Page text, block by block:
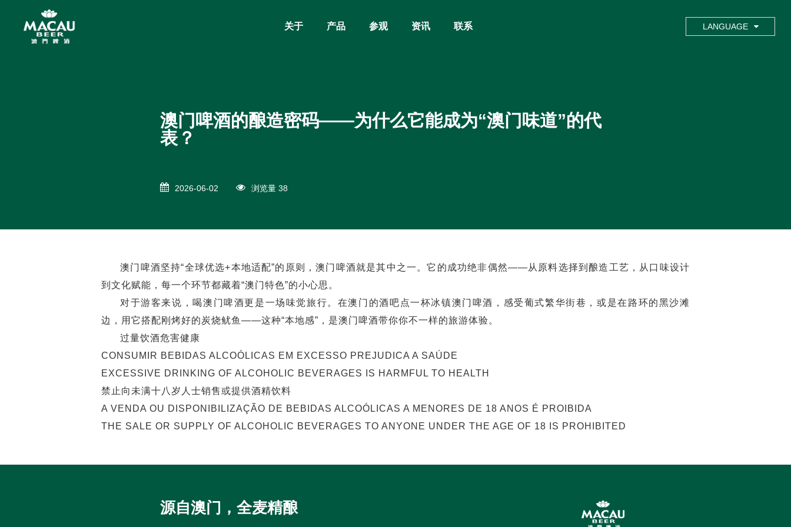
关于 产品 参观 资讯 联系 LANGUAGE
澳门啤酒的酿造密码——为什么它能成为“澳门味道”的代
表？
2026-06-02 浏览量 38
​​澳门啤酒坚持“全球优选+本地适配”的原则，澳门啤酒就是其中之一。它的成功绝非偶然——从原料选择到酿造工艺，从口味设计
到文化赋能，每一个环节都藏着“澳门特色”的小心思。
对于游客来说，喝澳门啤酒更是一场味觉旅行。在澳门的酒吧点一杯冰镇澳门啤酒，感受葡式繁华街巷，或是在路环的黑沙滩
边，用它搭配刚烤好的炭烧鱿鱼——这种“本地感”，是澳门啤酒带你你不一样的旅游体验。
过量饮酒危害健康
CONSUMIR BEBIDAS ALCOÓLICAS EM EXCESSO PREJUDICA A SAÚDE
EXCESSIVE DRINKING OF ALCOHOLIC BEVERAGES IS HARMFUL TO HEALTH
禁止向未满十八岁人士销售或提供酒精饮料
A VENDA OU DISPONIBILIZAÇÃO DE BEBIDAS ALCOÓLICAS A MENORES DE 18 ANOS É PROIBIDA
THE SALE OR SUPPLY OF ALCOHOLIC BEVERAGES TO ANYONE UNDER THE AGE OF 18 IS PROHIBITED
源自澳门，全麦精酿